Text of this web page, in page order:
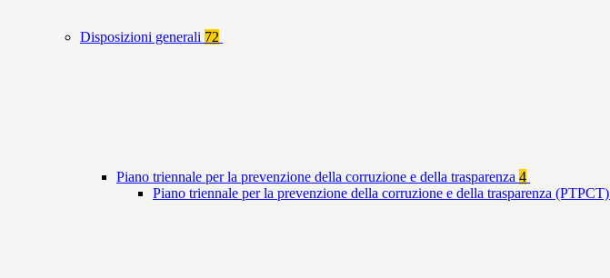
Disposizioni generali 72
Piano triennale per la prevenzione della corruzione e della trasparenza 4
Piano triennale per la prevenzione della corruzione e della trasparenza (PTPCT)